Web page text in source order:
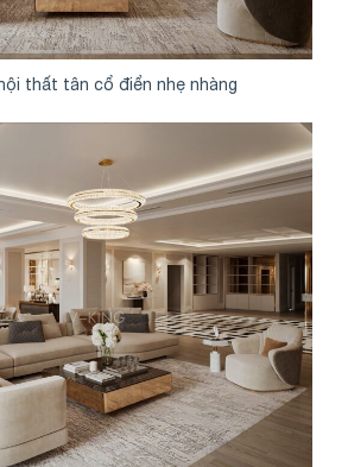
thất tân cổ điển nhẹ nhàng